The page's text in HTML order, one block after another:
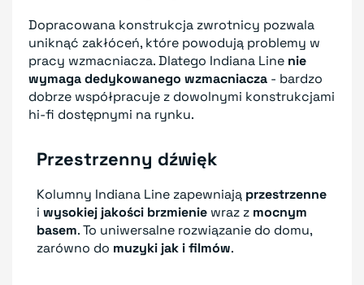
Dopracowana konstrukcja zwrotnicy pozwala
uniknąć zakłóceń, które powodują problemy w
pracy wzmacniacza. Dlatego Indiana Line nie
wymaga dedykowanego wzmacniacza - bardzo
dobrze współpracuje z dowolnymi konstrukcjami
hi-fi dostępnymi na rynku.
Przestrzenny dźwięk
Kolumny Indiana Line zapewniają przestrzenne
i wysokiej jakości brzmienie wraz z mocnym
basem. To uniwersalne rozwiązanie do domu,
zarówno do muzyki jak i filmów.